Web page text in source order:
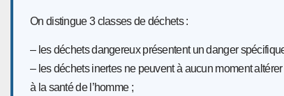
On distingue 3 classes de déchets :
– les déchets dangereux présentent un danger
– les déchets inertes ne peuvent à aucun moment
à la santé de l’homme ;